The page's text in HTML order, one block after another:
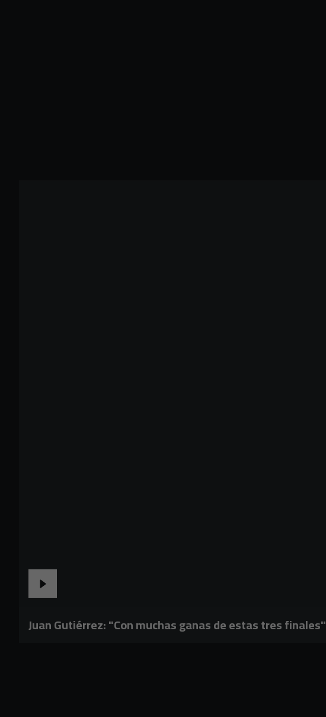
Juan Gutiérrez: "Con muchas ganas de estas tres finales"